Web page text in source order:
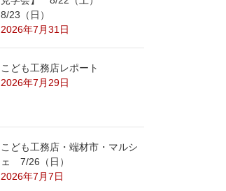
8/23（日）
2026年7月31日
こども工務店レポート
2026年7月29日
こども工務店・端材市・マルシ
ェ 7/26（日）
2026年7月7日